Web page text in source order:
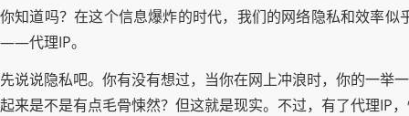
你知道吗？在这个信息爆炸的时代，我们的网络隐私和效率
——代理IP。
先说说隐私吧。你有没有想过，当你在网上冲浪时，你的一举
起来是不是有点毛骨悚然？但这就是现实。不过，有了代理IP